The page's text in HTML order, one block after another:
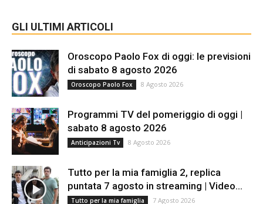
GLI ULTIMI ARTICOLI
Oroscopo Paolo Fox di oggi: le previsioni
di sabato 8 agosto 2026
Oroscopo Paolo Fox 8 Agosto 2026
Programmi TV del pomeriggio di oggi |
sabato 8 agosto 2026
Anticipazioni Tv 8 Agosto 2026
Tutto per la mia famiglia 2, replica
puntata 7 agosto in streaming | Video...
Tutto per la mia famiglia 7 Agosto 2026